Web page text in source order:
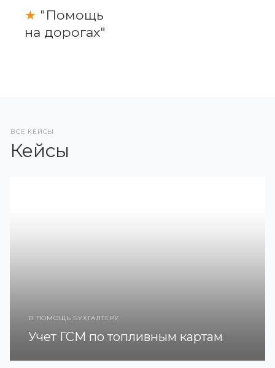
★ "Помощь
на дорогах"
ВСЕ КЕЙСЫ
Кейсы
В ПОМОЩЬ БУХГАЛТЕРУ
Учет ГСМ по топливным картам